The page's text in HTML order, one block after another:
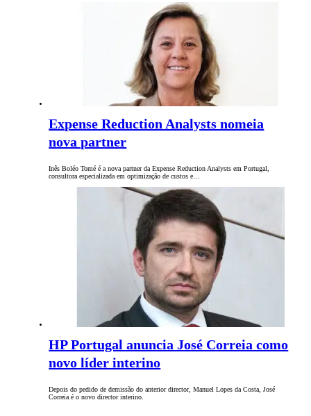
Expense Reduction Analysts nomeia
nova partner
Inês Boléo Tomé é a nova partner da Expense Reduction Analysts em Portugal,
consultora especializada em optimização de custos e…
HP Portugal anuncia José Correia como
novo líder interino
Depois do pedido de demissão do anterior director, Manuel Lopes da Costa, José
Correia é o novo director interino.